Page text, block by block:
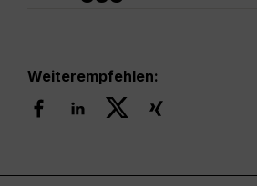
Weiterempfehlen: